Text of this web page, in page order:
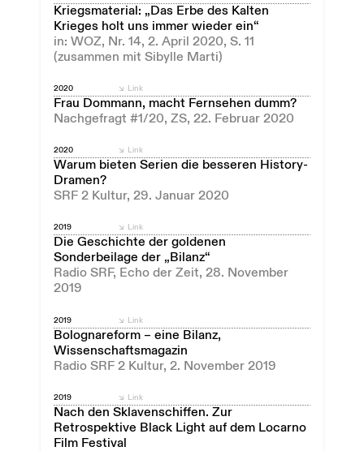
Kriegsmaterial: „Das Erbe des Kalten
Krieges holt uns immer wieder ein“
in: WOZ, Nr. 14, 2. April 2020, S. 11
(zusammen mit Sibylle Marti)
2020
Frau Dommann, macht Fernsehen dumm?
Nachgefragt #1/20, ZS, 22. Februar 2020
Link
2020
Warum bieten Serien die besseren History-
Dramen?
SRF 2 Kultur, 29. Januar 2020
Link
2019
Die Geschichte der goldenen
Sonderbeilage der „Bilanz“
Radio SRF, Echo der Zeit, 28. November
2019
Link
2019
Bolognareform – eine Bilanz,
Wissenschaftsmagazin
Radio SRF 2 Kultur, 2. November 2019
Link
2019
Nach den Sklavenschiffen. Zur
Retrospektive Black Light auf dem Locarno
Film Festival
Link